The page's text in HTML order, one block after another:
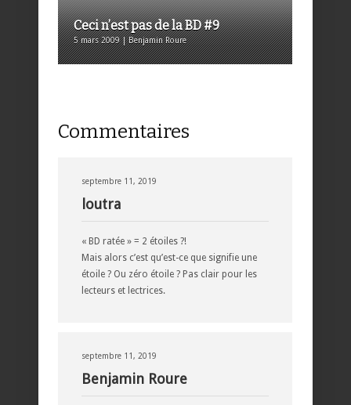
Ceci n’est pas de la BD #9
5 mars 2009 | Benjamin Roure
Commentaires
septembre 11, 2019
loutra
« BD ratée » = 2 étoiles ?!
Mais alors c’est qu’est-ce que signifie une
étoile ? Ou zéro étoile ? Pas clair pour les
lecteurs et lectrices.
septembre 11, 2019
Benjamin Roure